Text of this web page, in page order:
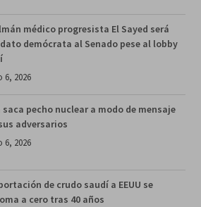
médico progresista El Sayed será
demócrata al Senado pese al lobby
6, 2026
saca pecho nuclear a modo de mensaje
adversarios
6, 2026
de crudo saudí a EEUU se
a cero tras 40 años